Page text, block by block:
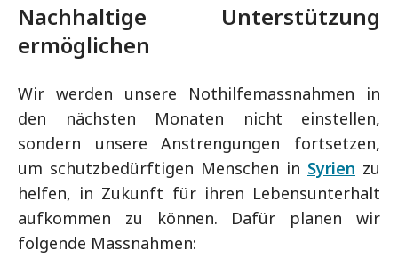
Nachhaltige Unterstützung
ermöglichen
Wir werden unsere Nothilfemassnahmen in
den nächsten Monaten nicht einstellen,
sondern unsere Anstrengungen fortsetzen,
um schutzbedürftigen Menschen in Syrien zu
helfen, in Zukunft für ihren Lebensunterhalt
aufkommen zu können. Dafür planen wir
folgende Massnahmen: